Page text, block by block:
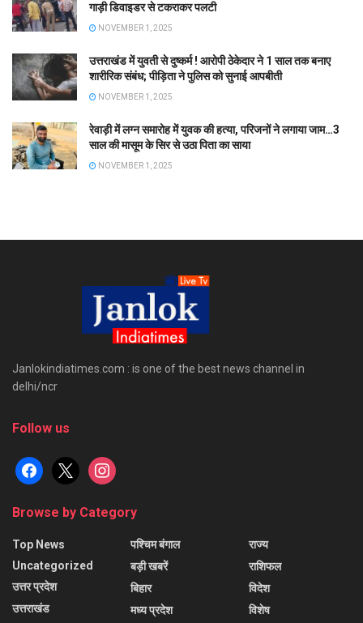
गाड़ी डिवाइडर से टकराकर पलटी
NOVEMBER 1, 2025
उत्तराखंड में युवती से दुष्कर्म ! आरोपी ठेकेदार ने 1 साल तक बनाए
शारीरिक संबंध; पीड़िता ने पुलिस को सुनाई आपबीती
NOVEMBER 1, 2025
रेवाड़ी में लग्न समारोह में युवक की हत्या, परिजनों ने लगाया जाम…3
साल की मासूम के सिर से उठा पिता का साया
NOVEMBER 1, 2025
Janlokindiatimes.com : is one of the best news channel in
delhi/ncr
Follow us
facebook
x instagram
Browse by Category
Top News
Uncategorized
उत्तर प्रदेश
उत्तराखंड
पश्चिम बंगाल
बड़ी खबरें
बिहार
मध्य प्रदेश
राज्य
राशिफल
विदेश
विशेष